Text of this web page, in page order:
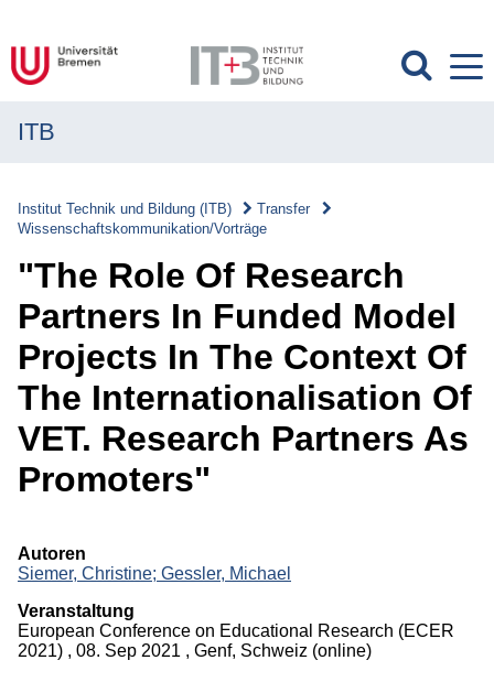
Forschung
Transfer
Überblick
Transferverständnis
Wissenschaftskommunikation/Vorträge
Publikationen
Studium
ITB
Institut Technik und Bildung (ITB)
Transfer
Wissenschaftskommunikation/Vorträge
"The Role Of Research
Partners In Funded Model
Projects In The Context Of
The Internationalisation Of
VET. Research Partners As
Promoters"
Autoren
Siemer, Christine; Gessler, Michael
Veranstaltung
European Conference on Educational Research (ECER
2021) , 08. Sep 2021 , Genf, Schweiz (online)